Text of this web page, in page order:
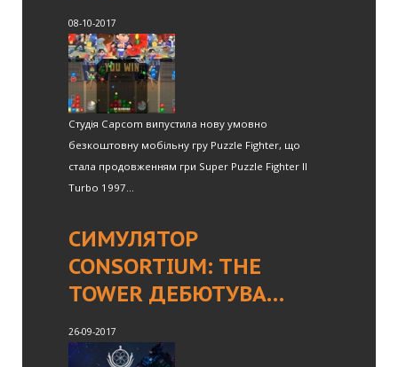
08-10-2017
Студія Capcom випустила нову умовно
безкоштовну мобільну гру Puzzle Fighter, що
стала продовженням гри Super Puzzle Fighter II
Turbo 1997...
СИМУЛЯТОР
CONSORTIUM: THE
TOWER ДЕБЮТУВА…
26-09-2017